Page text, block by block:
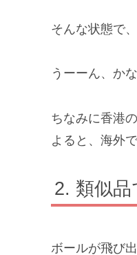
そんな状態で
うーーん、か
ちなみに香港
よると、海外
類似
ボールが飛び